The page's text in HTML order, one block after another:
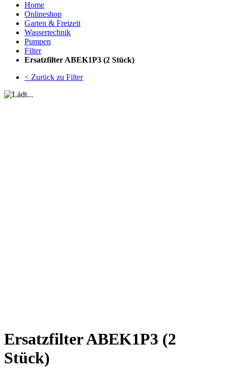
Home
Onlineshop
Garten & Freizeit
Wassertechnik
Pumpen
Filter
Ersatzfilter ABEK1P3 (2 Stück)
< Zurück zu Filter
Ersatzfilter ABEK1P3 (2
Stück)